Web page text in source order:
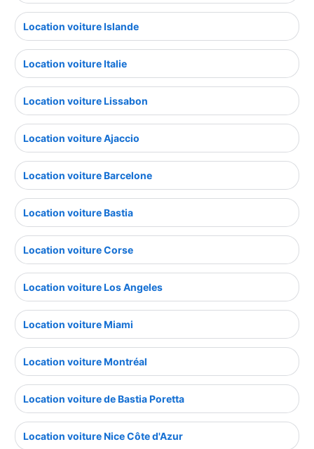
Location voiture Islande
Location voiture Italie
Location voiture Lissabon
Location voiture Ajaccio
Location voiture Barcelone
Location voiture Bastia
Location voiture Corse
Location voiture Los Angeles
Location voiture Miami
Location voiture Montréal
Location voiture de Bastia Poretta
Location voiture Nice Côte d'Azur